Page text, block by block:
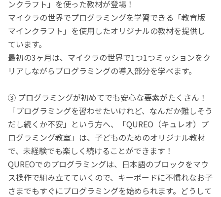
ンクラフト」を使った教材が登場！
マイクラの世界でプログラミングを学習できる「教育版
マインクラフト」を使用したオリジナルの教材を提供し
ています。
最初の3ヶ月は、マイクラの世界で1つ1つミッションをク
リアしながらプログラミングの導入部分を学べます。
③ プログラミングが初めてでも安心な要素がたくさん！
「プログラミングを習わせたいけれど、なんだか難しそう
だし続くか不安」という方へ、「QUREO（キュレオ）プ
ログラミング教室」は、子どものためのオリジナル教材
で、未経験でも楽しく続けることができます！
QUREOでのプログラミングは、日本語のブロックをマウ
ス操作で組み立てていくので、キーボードに不慣れなお子
さまでもすぐにプログラミングを始められます。どうして